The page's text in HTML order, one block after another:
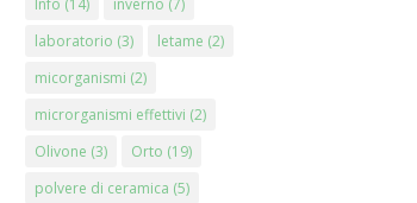
Info (14) inverno (7)
laboratorio (3) letame (2)
micorganismi (2)
microrganismi effettivi (2)
Olivone (3) Orto (19)
polvere di ceramica (5)